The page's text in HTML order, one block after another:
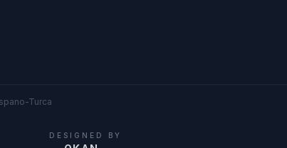
Turca
DESIGNED BY